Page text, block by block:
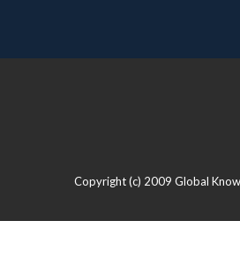
Copyright (c) 2009 Global